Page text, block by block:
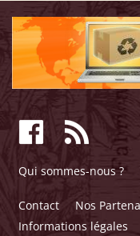
Qui sommes-nous ?
Contact Nos
Informations légales